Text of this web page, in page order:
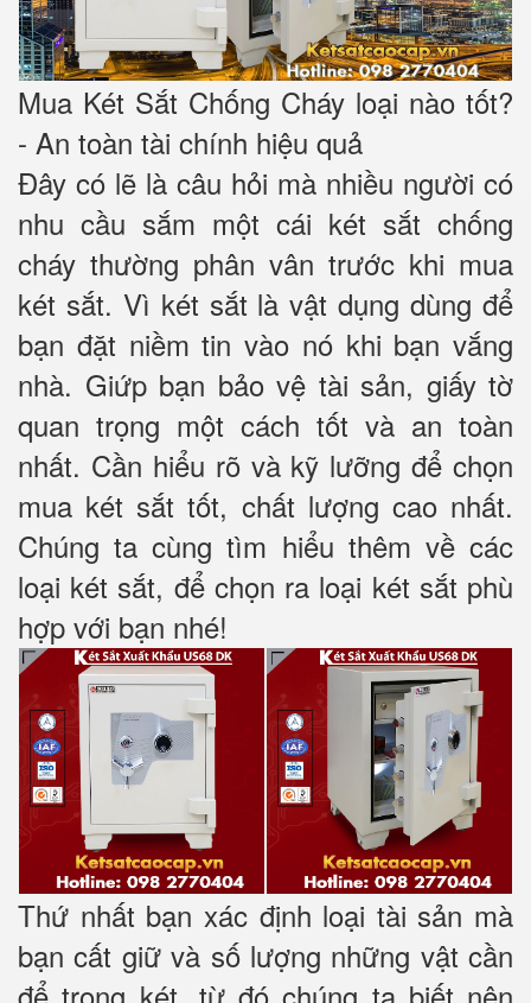
Mua Két Sắt Chống Cháy loại nào tốt?
- An toàn tài chính hiệu quả
Đây có lẽ là câu hỏi mà nhiều người có
nhu cầu sắm một cái két sắt chống
cháy thường phân vân trước khi mua
két sắt. Vì két sắt là vật dụng dùng để
bạn đặt niềm tin vào nó khi bạn vắng
nhà. Giứp bạn bảo vệ tài sản, giấy tờ
quan trọng một cách tốt và an toàn
nhất. Cần hiểu rõ và kỹ lưỡng để chọn
mua két sắt tốt, chất lượng cao nhất.
Chúng ta cùng tìm hiểu thêm về các
loại két sắt, để chọn ra loại két sắt phù
hợp với bạn nhé!
Thứ nhất bạn xác định loại tài sản mà
bạn cất giữ và số lượng những vật cần